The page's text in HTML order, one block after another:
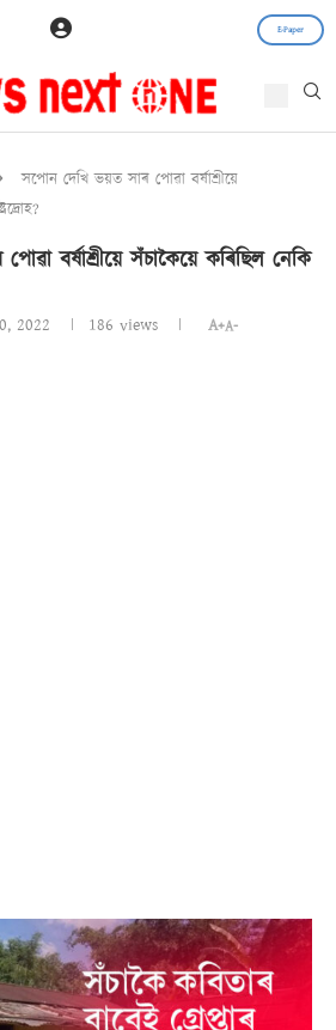
E-Paper
সপোন দেখি ভয়ত সাৰ পোৱা বৰ্ষাশ্ৰীয়ে
বৰ্ষাশ্ৰীয়ে সঁচাকৈয়ে কৰিছিল নেকি
2022 186 views A+A-